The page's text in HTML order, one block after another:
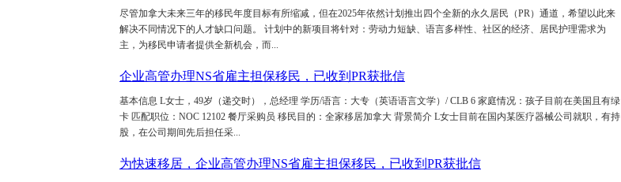
尽管加拿大未来三年的移民年度目标有所缩减，但在2025年依然计划推出四个全新的永久居民（PR）通道，希望以此来
解决不同情况下的人才缺口问题。 计划中的新项目将针对：劳动力短缺、语言多样性、社区的经济、居民护理需求为
主，为移民申请者提供全新机会，而...
企业高管办理NS省雇主担保移民，已收到PR获批信
基本信息 L女士，49岁（递交时），总经理 学历/语言：大专（英语语言文学）/ CLB 6 家庭情况：孩子目前在美国且有绿
卡 匹配职位：NOC 12102 餐厅采购员 移民目的：全家移居加拿大 背景简介 L女士目前在国内某医疗器械公司就职，有持
股，在公司期间先后担任采...
为快速移居，企业高管办理NS省雇主担保移民，已收到PR获批信